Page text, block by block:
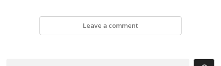
Leave a comment